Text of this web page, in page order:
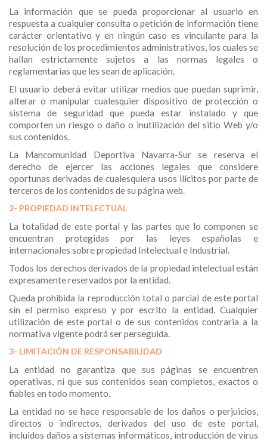
La información que se pueda proporcionar al usuario en
respuesta a cualquier consulta o petición de información tiene
carácter orientativo y en ningún caso es vinculante para la
resolución de los procedimientos administrativos, los cuales se
hallan estrictamente sujetos a las normas legales o
reglamentarias que les sean de aplicación.
El usuario deberá evitar utilizar medios que puedan suprimir,
alterar o manipular cualesquier dispositivo de protección o
sistema de seguridad que pueda estar instalado y que
comporten un riesgo o daño o inutilización del sitio Web y/o
sus contenidos.
La Mancomunidad Deportiva Navarra-Sur se reserva el
derecho de ejercer las acciones legales que considere
oportunas derivadas de cualesquiera usos ilícitos por parte de
terceros de los contenidos de su página web.
2- PROPIEDAD INTELECTUAL
La totalidad de este portal y las partes que lo componen se
encuentran protegidas por las leyes españolas e
internacionales sobre propiedad Intelectual e Industrial.
Todos los derechos derivados de la propiedad intelectual están
expresamente reservados por la entidad.
Queda prohibida la reproducción total o parcial de este portal
sin el permiso expreso y por escrito la entidad. Cualquier
utilización de este portal o de sus contenidos contraria a la
normativa vigente podrá ser perseguida.
3- LIMITACIÓN DE RESPONSABILIDAD
La entidad no garantiza que sus páginas se encuentren
operativas, ni que sus contenidos sean completos, exactos o
fiables en todo momento.
La entidad no se hace responsable de los daños o perjuicios,
directos o indirectos, derivados del uso de este portal,
incluidos daños a sistemas informáticos, introducción de virus